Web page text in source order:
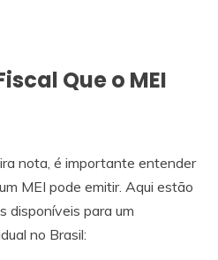
Que o MEI
nota, é importante entender
MEI pode emitir. Aqui estão
disponíveis para um
no Brasil: